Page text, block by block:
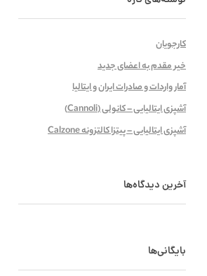
کارجویان
خیر مقدم به اعضای جدید
آمار واردات و صادرات ایران و ایتالیا
آشپزی ایتالیایی – کانولی (Cannoli)
آشپزی ایتالیایی – پیتزا کالتزونه Calzone
آخرین دیدگاه‌ها
بایگانی‌ها